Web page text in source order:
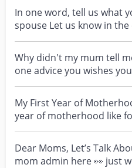
In one word, tell us what
spouse Let us know in
down below ☺...
Why didn't my mum tell
one advice you wishes
about pregnancy...
My First Year of
year of motherhood like
Dear Moms, Let’s Talk
mom admin here 👀 just